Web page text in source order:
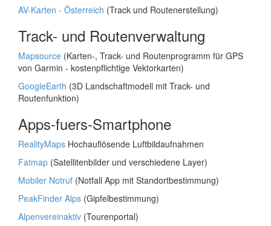
AV-Karten - Österreich (Track und Routenerstellung)
Track- und Routenverwaltung
Mapsource (Karten-, Track- und Routenprogramm für GPS
von Garmin - kostenpflichtige Vektorkarten)
GoogleEarth (3D Landschaftmodell mit Track- und
Routenfunktion)
Apps-fuers-Smartphone
RealityMaps Hochauflösende Luftbildaufnahmen
Fatmap (Satellitenbilder und verschiedene Layer)
Mobiler Notruf (Notfall App mit Standortbestimmung)
PeakFinder Alps (Gipfelbestimmung)
Alpenvereinaktiv (Tourenportal)